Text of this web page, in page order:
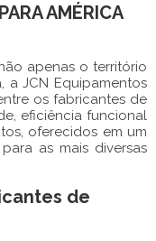
AMÉRICA
apenas o território
a JCN Equipamentos
os fabricantes de
eficiência funcional
oferecidos em um
as mais diversas
de